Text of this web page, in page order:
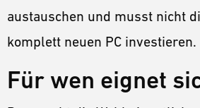
austauschen und musst nicht
komplett neuen PC investieren.
Für wen eignet